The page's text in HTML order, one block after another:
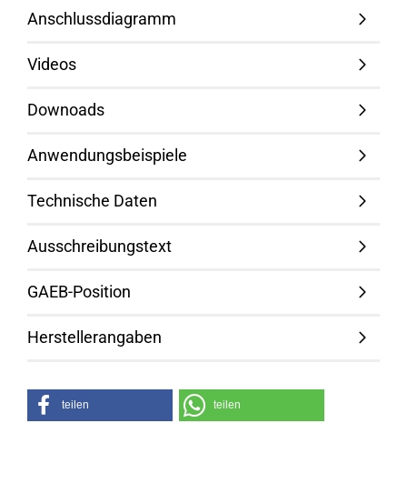
Anschlussdiagramm
Videos
Downoads
Anwendungsbeispiele
Technische Daten
Ausschreibungstext
GAEB-Position
Herstellerangaben
teilen teilen